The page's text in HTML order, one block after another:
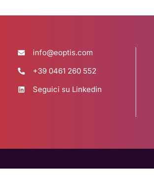
info@eoptis.com
+39 0461 260 552
Seguici su Linkedin